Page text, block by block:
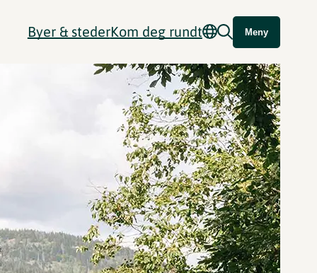
Byer & stederKom deg rundt Meny